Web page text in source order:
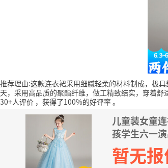
推荐理由:这款连衣裙采用细腻轻柔的材料制成，极
天，采用高品质的聚酯纤维，做工精致结实，穿着舒
30+人评价 ，获得了100%的好评率。
儿童装女童
孩学生六一
145左右)
暂无